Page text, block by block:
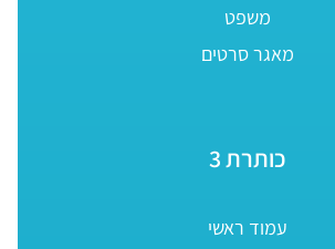
משפט
מאגר סרטים
כותרת 3
עמוד ראשי